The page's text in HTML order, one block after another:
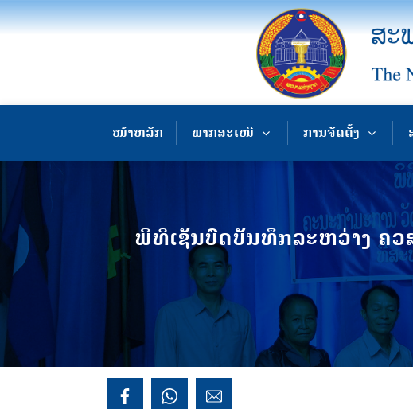
ໜ້າຫລັກ ພາກສະເໜີ ການຈັດຕັ້ງ
ພິທີເຊັນບົດບັນທຶກລະຫວ່າງ ຄວ